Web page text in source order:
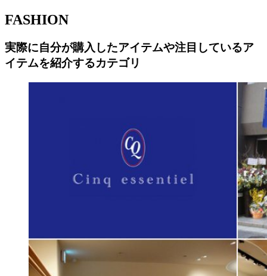
FASHION
実際に自分が購入したアイテムや注目しているア
イテムを紹介するカテゴリ